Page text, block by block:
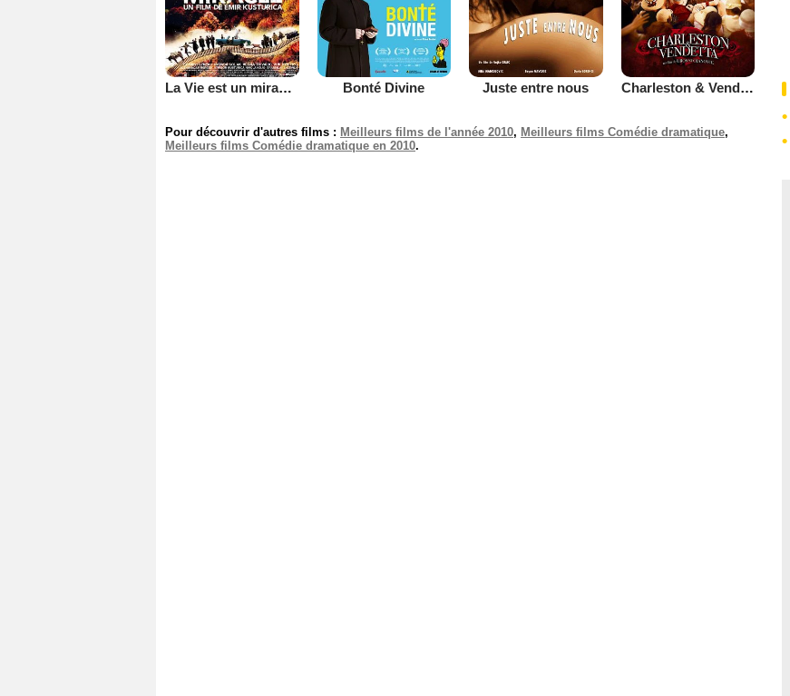
La Vie est un miracle ! Bonté Divine Juste entre nous Charleston & Vendetta
Pour découvrir d'autres films : Meilleurs films de l'année 2010, Meilleurs films Comédie dramatique,
Meilleurs films Comédie dramatique en 2010.